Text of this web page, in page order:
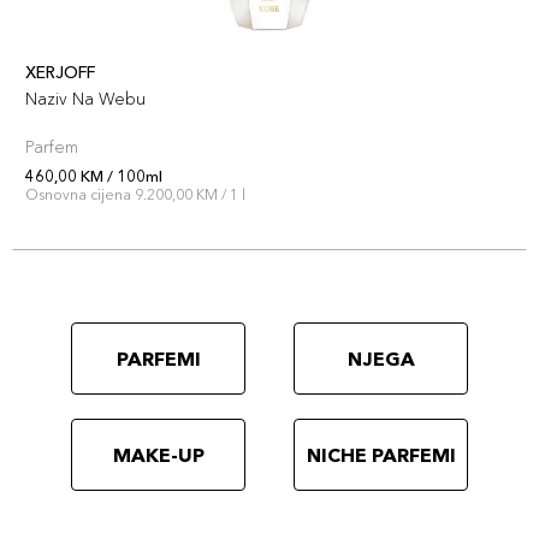
XERJOFF
Naziv Na Webu
Parfem
460,00 KM / 100ml
Osnovna cijena 9.200,00 KM / 1 l
PARFEMI NJEGA
MAKE-UP NICHE PARFEMI